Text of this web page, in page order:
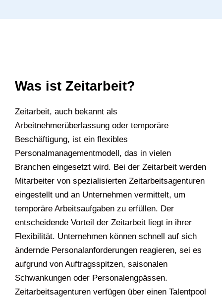
Was ist Zeitarbeit?
Zeitarbeit, auch bekannt als
Arbeitnehmerüberlassung oder temporäre
Beschäftigung, ist ein flexibles
Personalmanagementmodell, das in vielen
Branchen eingesetzt wird. Bei der Zeitarbeit werden
Mitarbeiter von spezialisierten Zeitarbeitsagenturen
eingestellt und an Unternehmen vermittelt, um
temporäre Arbeitsaufgaben zu erfüllen. Der
entscheidende Vorteil der Zeitarbeit liegt in ihrer
Flexibilität. Unternehmen können schnell auf sich
ändernde Personalanforderungen reagieren, sei es
aufgrund von Auftragsspitzen, saisonalen
Schwankungen oder Personalengpässen.
Zeitarbeitsagenturen verfügen über einen Talentpool